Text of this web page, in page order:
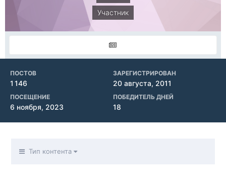
Участник
ПОСТОВ
1 146
ЗАРЕГИСТРИРОВАН
20 августа, 2011
ПОСЕЩЕНИЕ
6 ноября, 2023
ПОБЕДИТЕЛЬ ДНЕЙ
18
Тип контента